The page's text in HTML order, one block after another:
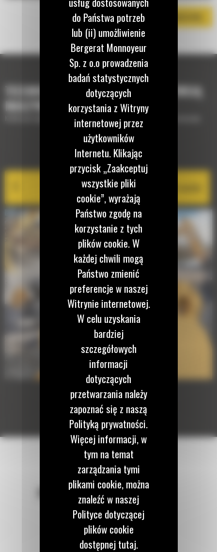
TECHNOLOGIE, KTÓRE UZUPEŁNIĄ TWOJĄ
MASZYNĘ
Krótki opis wyposażenia lub technologii potrzebnych do uzupełnienia maszyny
EQUIPMENT MANAGEMENT
Cat PL161 Attachment Locator
POZOSTAŃMY W KONTAKCIE
do Państwa potrzeb
lub (ii) umożliwienie
Bergerat Monnoyeur
Sp. z o.o prowadzenia
badań statystycznych
dotyczących
korzystania z Witryny
internetowej przez
użytkowników
Internetu. Klikając
przycisk „Zaakceptuj
wszystkie pliki
cookie”, wyrażają
Państwo zgodę na
korzystanie z tych
plików cookie. W
każdej chwili mogą
Państwo zmienić
preferencje w naszej
Witrynie internetowej.
W celu uzyskania
bardziej
szczegółowych
informacji
dotyczących
przetwarzania należy
zapoznać się z naszą
Polityką prywatności.
Więcej informacji, w
tym na temat
zarządzania tymi
plikami cookie, można
znaleźć w naszej
Polityce dotyczącej
plików cookie
dostępnej tutaj.